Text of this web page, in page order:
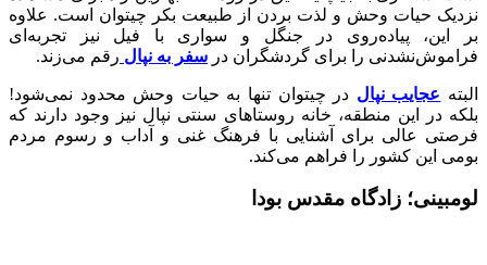
نزدیک حیات وحش و لذت بردن از طبیعت بکر چیتوان است. علاوه
بر این، پیاده‌روی در جنگل و سواری با فیل نیز تجربه‌ای
فراموش‌نشدنی را برای گردشگران در سفر به نپال رقم می‌زند.
البته عجایب نپال در چیتوان تنها به حیات وحش محدود نمی‌شود!
بلکه در این منطقه، خانه روستاهای سنتی نپال نیز وجود دارند که
فرصتی عالی برای آشنایی با فرهنگ غنی و آداب و رسوم مردم
بومی این کشور را فراهم می‌کند.
لومبینی؛ زادگاه مقدس بودا